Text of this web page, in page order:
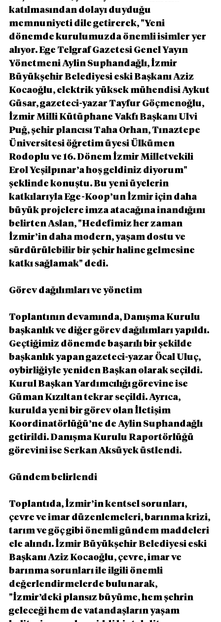
katılmasından dolayı duyduğu
memnuniyeti dile getirerek, "Yeni
dönemde kurulumuzda önemli isimler yer
alıyor. Ege Telgraf Gazetesi Genel Yayın
Yönetmeni Aylin Suphandağlı, İzmir
Büyükşehir Belediyesi eski Başkanı Aziz
Kocaoğlu, elektrik yüksek mühendisi Aykut
Güsar, gazeteci-yazar Tayfur Göçmenoğlu,
İzmir Milli Kütüphane Vakfı Başkanı Ulvi
Puğ, şehir plancısı Taha Orhan, Tınaztepe
Üniversitesi öğretim üyesi Ülkümen
Rodoplu ve 16. Dönem İzmir Milletvekili
Erol Yeşilpınar’a hoş geldiniz diyorum"
şeklinde konuştu. Bu yeni üyelerin
katkılarıyla Ege-Koop’un İzmir için daha
büyük projelere imza atacağına inandığını
belirten Aslan, "Hedefimiz her zaman
İzmir’in daha modern, yaşam dostu ve
sürdürülebilir bir şehir haline gelmesine
katkı sağlamak" dedi.
Görev dağılımları ve yönetim
Toplantının devamında, Danışma Kurulu
başkanlık ve diğer görev dağılımları yapıldı.
Geçtiğimiz dönemde başarılı bir şekilde
başkanlık yapan gazeteci-yazar Öcal Uluç,
oybirliğiyle yeniden Başkan olarak seçildi.
Kurul Başkan Yardımcılığı görevine ise
Güman Kızıltan tekrar seçildi. Ayrıca,
kurulda yeni bir görev olan İletişim
Koordinatörlüğü’ne de Aylin Suphandağlı
getirildi. Danışma Kurulu Raportörlüğü
görevini ise Serkan Aksüyek üstlendi.
Gündem belirlendi
Toplantıda, İzmir’in kentsel sorunları,
çevre ve imar düzenlemeleri, barınma krizi,
tarım ve göç gibi önemli gündem maddeleri
ele alındı. İzmir Büyükşehir Belediyesi eski
Başkanı Aziz Kocaoğlu, çevre, imar ve
barınma sorunları ile ilgili önemli
değerlendirmelerde bulunarak,
"İzmir’deki plansız büyüme, hem şehrin
geleceği hem de vatandaşların yaşam